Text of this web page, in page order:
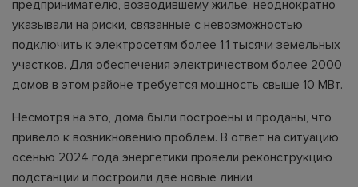
предпринимателю, возводившему жилье, неоднократно
указывали на риски, связанные с невозможностью
подключить к электросетям более 1,1 тысячи земельных
участков. Для обеспечения электричеством более 2000
домов в этом районе требуется мощность свыше 10 МВт.
Несмотря на это, дома были построены и проданы, что
привело к возникновению проблем. В ответ на ситуацию
осенью 2024 года энергетики провели реконструкцию
подстанции и построили две новые линии